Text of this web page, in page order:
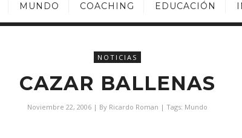
MUNDO COACHING EDUCACIÓN
NOTICIAS
CAZAR BALLENAS
Noviembre 22, 2006 | By Ricardo Roman | Tags: Mundo